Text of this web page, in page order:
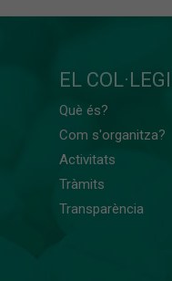
EL COL·LEGI
Què és?
Com s'organitza?
Activitats
Tràmits
Transparència